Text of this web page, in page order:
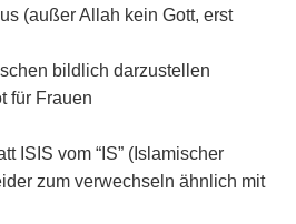
(außer Allah kein Gott, erst
bildlich darzustellen
für Frauen
ISIS vom “IS” (Islamischer
zum verwechseln ähnlich mit